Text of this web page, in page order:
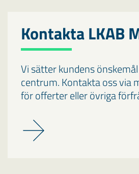
Kontakta LKAB
Vi sätter kundens
centrum. Kontakta oss via
för offerter eller övriga